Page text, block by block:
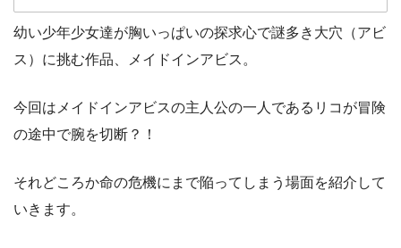
幼い少年少女達が胸いっぱいの探求心で謎多き大穴（アビ
ス）に挑む作品、メイドインアビス。
今回はメイドインアビスの主人公の一人であるリコが冒険
の途中で腕を切断？！
それどころか命の危機にまで陥ってしまう場面を紹介して
いきます。